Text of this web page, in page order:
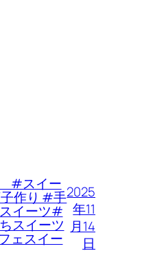
イー
作り #手
イーツ#
スイーツ
ェスイー
2025
年11
月14
日